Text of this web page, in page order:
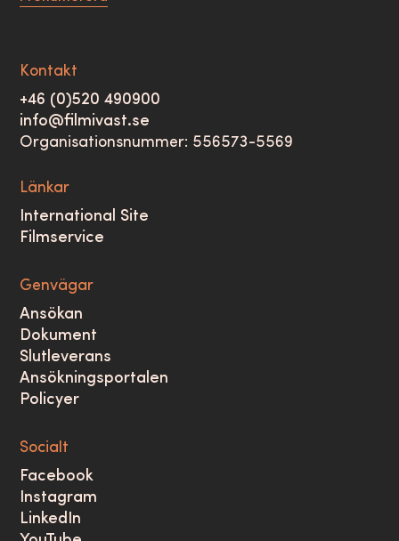
Kontakt
+46 (0)520 490900
info@filmivast.se
Organisationsnummer: 556573-5569
Länkar
International Site
Filmservice
Genvägar
Ansökan
Dokument
Slutleverans
Ansökningsportalen
Policyer
Socialt
Facebook
Instagram
LinkedIn